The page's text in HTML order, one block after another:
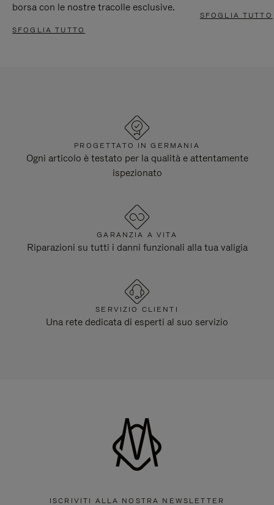
borsa con le nostre tracolle esclusive.
SFOGLIA TUTTO
SFOGLIA TUTTO
PROGETTATO IN GERMANIA
Ogni articolo è testato per la qualità e attentamente
ispezionato
GARANZIA A VITA
Riparazioni su tutti i danni funzionali alla tua valigia
SERVIZIO CLIENTI
Una rete dedicata di esperti al suo servizio
ISCRIVITI ALLA NOSTRA NEWSLETTER